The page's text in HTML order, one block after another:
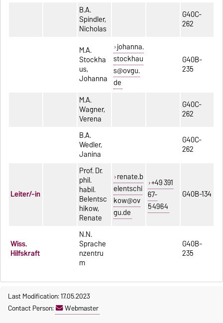
B.A.
Spindler,
Nicholas
G40C-
262
M.A.
Stockha
us,
Johanna
johanna.
stockhau
s@ovgu.
de
G40B-
235
M.A.
Wagner,
Verena
G40C-
262
B.A.
Wedler,
Janina
G40C-
262
Leiter/-in
Prof. Dr.
phil.
habil.
Belentsc
hikow,
Renate
renate.b
elentschi
kow@ov
gu.de
+49 391
67-
54964
G40B-134
Wiss.
Hilfskraft
N.N.
Sprache
nzentru
m
G40B-
235
Last Modification: 17.05.2023
Contact Person:
Webmaster